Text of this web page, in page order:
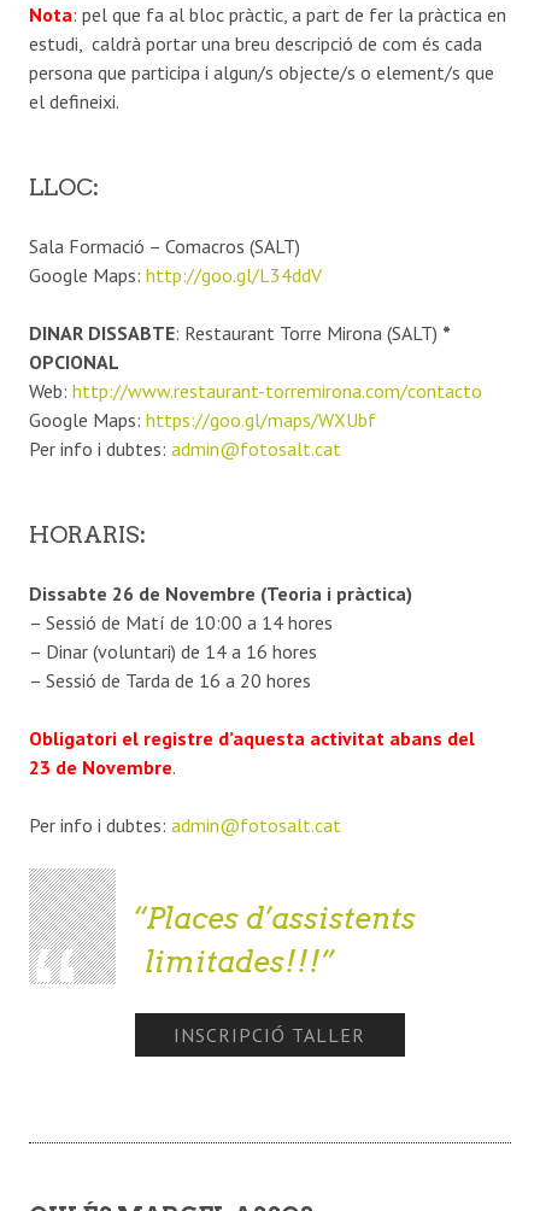
Nota: pel que fa al bloc pràctic, a part de fer la pràctica en
estudi, caldrà portar una breu descripció de com és cada
persona que participa i algun/s objecte/s o element/s que
el defineixi.
LLOC:
Sala Formació – Comacros (SALT)
Google Maps: http://goo.gl/L34ddV
DINAR DISSABTE: Restaurant Torre Mirona (SALT) *
OPCIONAL
Web: http://www.restaurant-torremirona.com/contacto
Google Maps: https://goo.gl/maps/WXUbf
Per info i dubtes: admin@fotosalt.cat
HORARIS:
Dissabte 26 de Novembre (Teoria i pràctica)
– Sessió de Matí de 10:00 a 14 hores
– Dinar (voluntari) de 14 a 16 hores
– Sessió de Tarda de 16 a 20 hores
Obligatori el registre d’aquesta activitat abans del
23 de Novembre.
Per info i dubtes: admin@fotosalt.cat
Places d’assistents
limitades!!!
INSCRIPCIÓ TALLER